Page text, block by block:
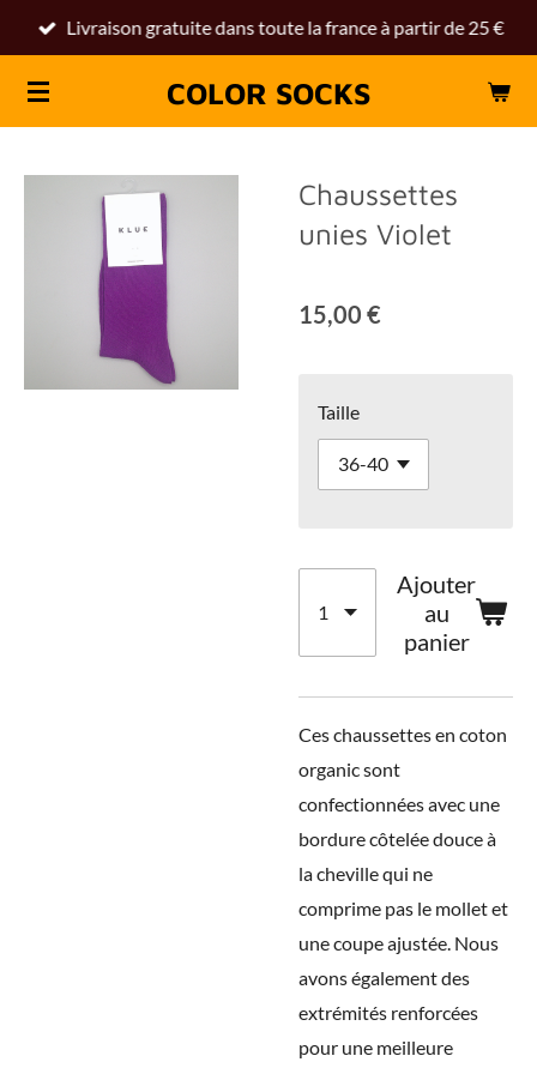
Passer
au
contenu
principal
COLOR SOCKS
Livraison gratuite dans toute la france à partir de 25 €
Chaussettes
unies Violet
15,00 €
Taille
Ajouter
au
panier
Ces chaussettes en coton
organic sont
confectionnées avec une
bordure côtelée douce à
la cheville qui ne
comprime pas le mollet et
une coupe ajustée. Nous
avons également des
extrémités renforcées
pour une meilleure